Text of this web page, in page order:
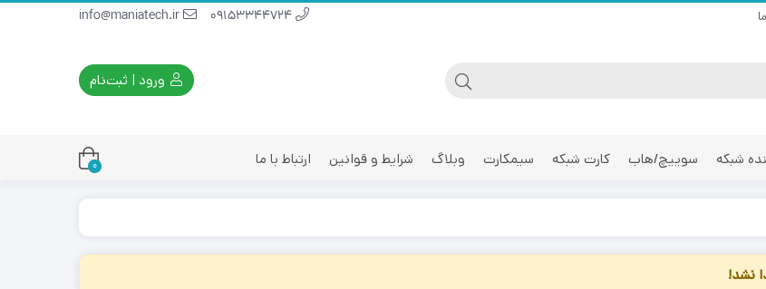
ورود | ثبت‌نام
شبکه سوییچ/هاب کارت شبکه سیمکارت وبلاگ شرایط و قوانین ارتباط با ما 0
نشد!